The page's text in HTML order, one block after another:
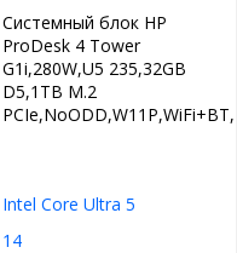
Системный блок HP
ProDesk 4 Tower
G1i,280W,U5 235,32GB
D5,1TB M.2
Intel Core Ultra 5
14